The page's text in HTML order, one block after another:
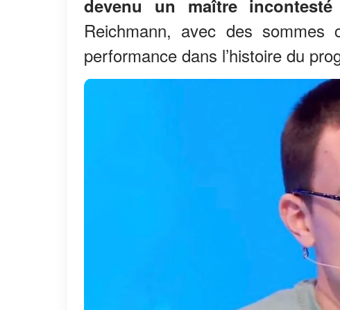
devenu un maître
Reichmann, avec des sommes
performance dans l’histoire du